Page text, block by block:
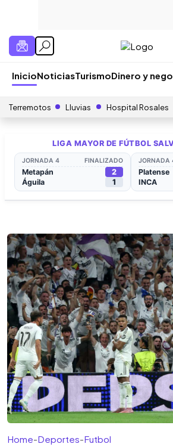
InicioNoticiasTurismoDinero y
Terremotos Lluvias Hospital Rosales
Home-Deportes-Futbol